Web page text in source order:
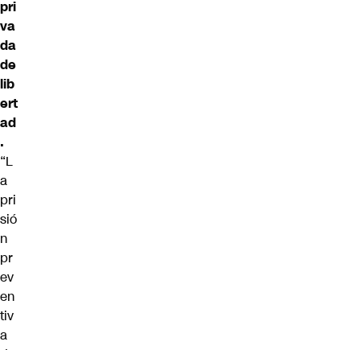
pri
va
da
de
lib
ert
ad
.
“L
a
pri
sió
n
pr
ev
en
tiv
a